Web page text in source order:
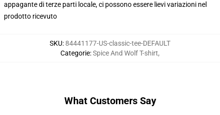
appagante di terze parti locale, ci possono essere lievi variazioni nel
prodotto ricevuto
SKU:84441177-US-classic-tee-DEFAULT
Categorie:Spice And Wolf T-shirt,
What Customers Say